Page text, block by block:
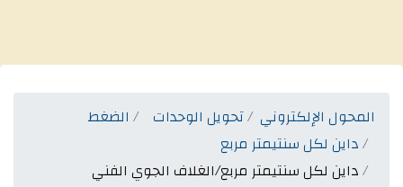
المحول الإلكتروني تحويل الوحدات
الضغط
داين لكل سنتيمتر مربع
داين لكل سنتيمتر مربع/الغلاف الجوي الفني